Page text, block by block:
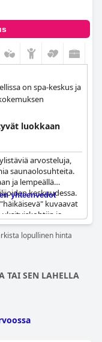
on spa-keskus ja
luokkaan
arvosteluja,
saunaolosuhteita.
ja lempeällä
keskuudessa.
kuvaavat
ja
seesteistä ja
lisäävät
span tarjontaan.
ja
merkittävästä
yhteenvedot
lopullinen hinta
TAI SEN LAHELLA